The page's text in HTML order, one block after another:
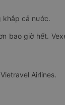
khắp cả nước.
bao giờ hết.
Airlines.